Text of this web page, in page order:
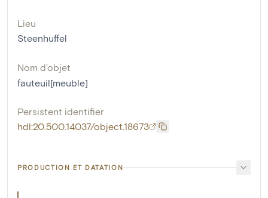
Lieu
Steenhuffel
Nom d'objet
fauteuil[meuble]
Persistent identifier
hdl:20.500.14037/object.18673
PRODUCTION ET DATATION